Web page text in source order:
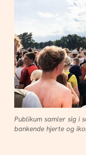
Publikum samler sig i
bankende hjerte og